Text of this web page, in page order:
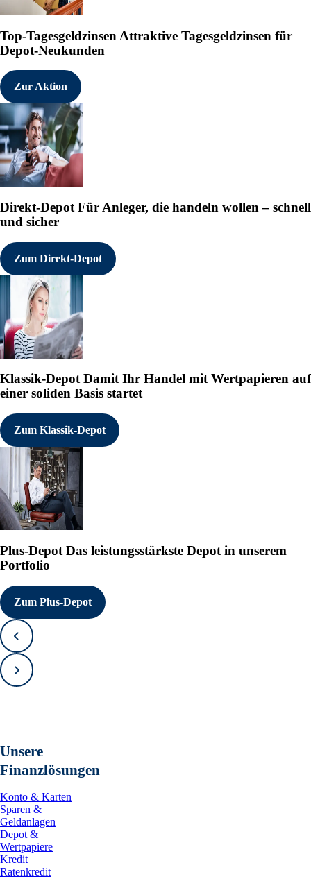
Top-Tagesgeldzinsen Attraktive Tagesgeldzinsen für
Depot-Neukunden
Zur Aktion
Direkt-Depot Für Anleger, die handeln wollen – schnell
und sicher
Zum Direkt-Depot
Klassik-DepotDamit Ihr Handel mit Wertpapieren auf
einer soliden Basis startet
Zum Klassik-Depot
Plus-Depot Das leistungsstärkste Depot in unserem
Portfolio
Zum Plus-Depot
Zurück
Vorwärts
Unsere
Finanzlösungen
Konto & Karten
Sparen &
Geldanlagen
Depot &
Wertpapiere
Kredit
Ratenkredit